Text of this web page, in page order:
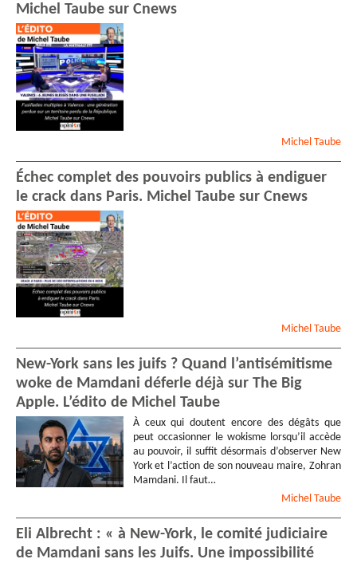
Michel Taube sur Cnews
Michel Taube
Échec complet des pouvoirs publics à endiguer
le crack dans Paris. Michel Taube sur Cnews
Michel Taube
New-York sans les juifs ? Quand l’antisémitisme
woke de Mamdani déferle déjà sur The Big
Apple. L’édito de Michel Taube
À ceux qui doutent encore des dégâts que
peut occasionner le wokisme lorsqu’il accède
au pouvoir, il suffit désormais d’observer New
York et l’action de son nouveau maire, Zohran
Mamdani. Il faut…
Michel Taube
Eli Albrecht : « à New-York, le comité judiciaire
de Mamdani sans les Juifs. Une impossibilité